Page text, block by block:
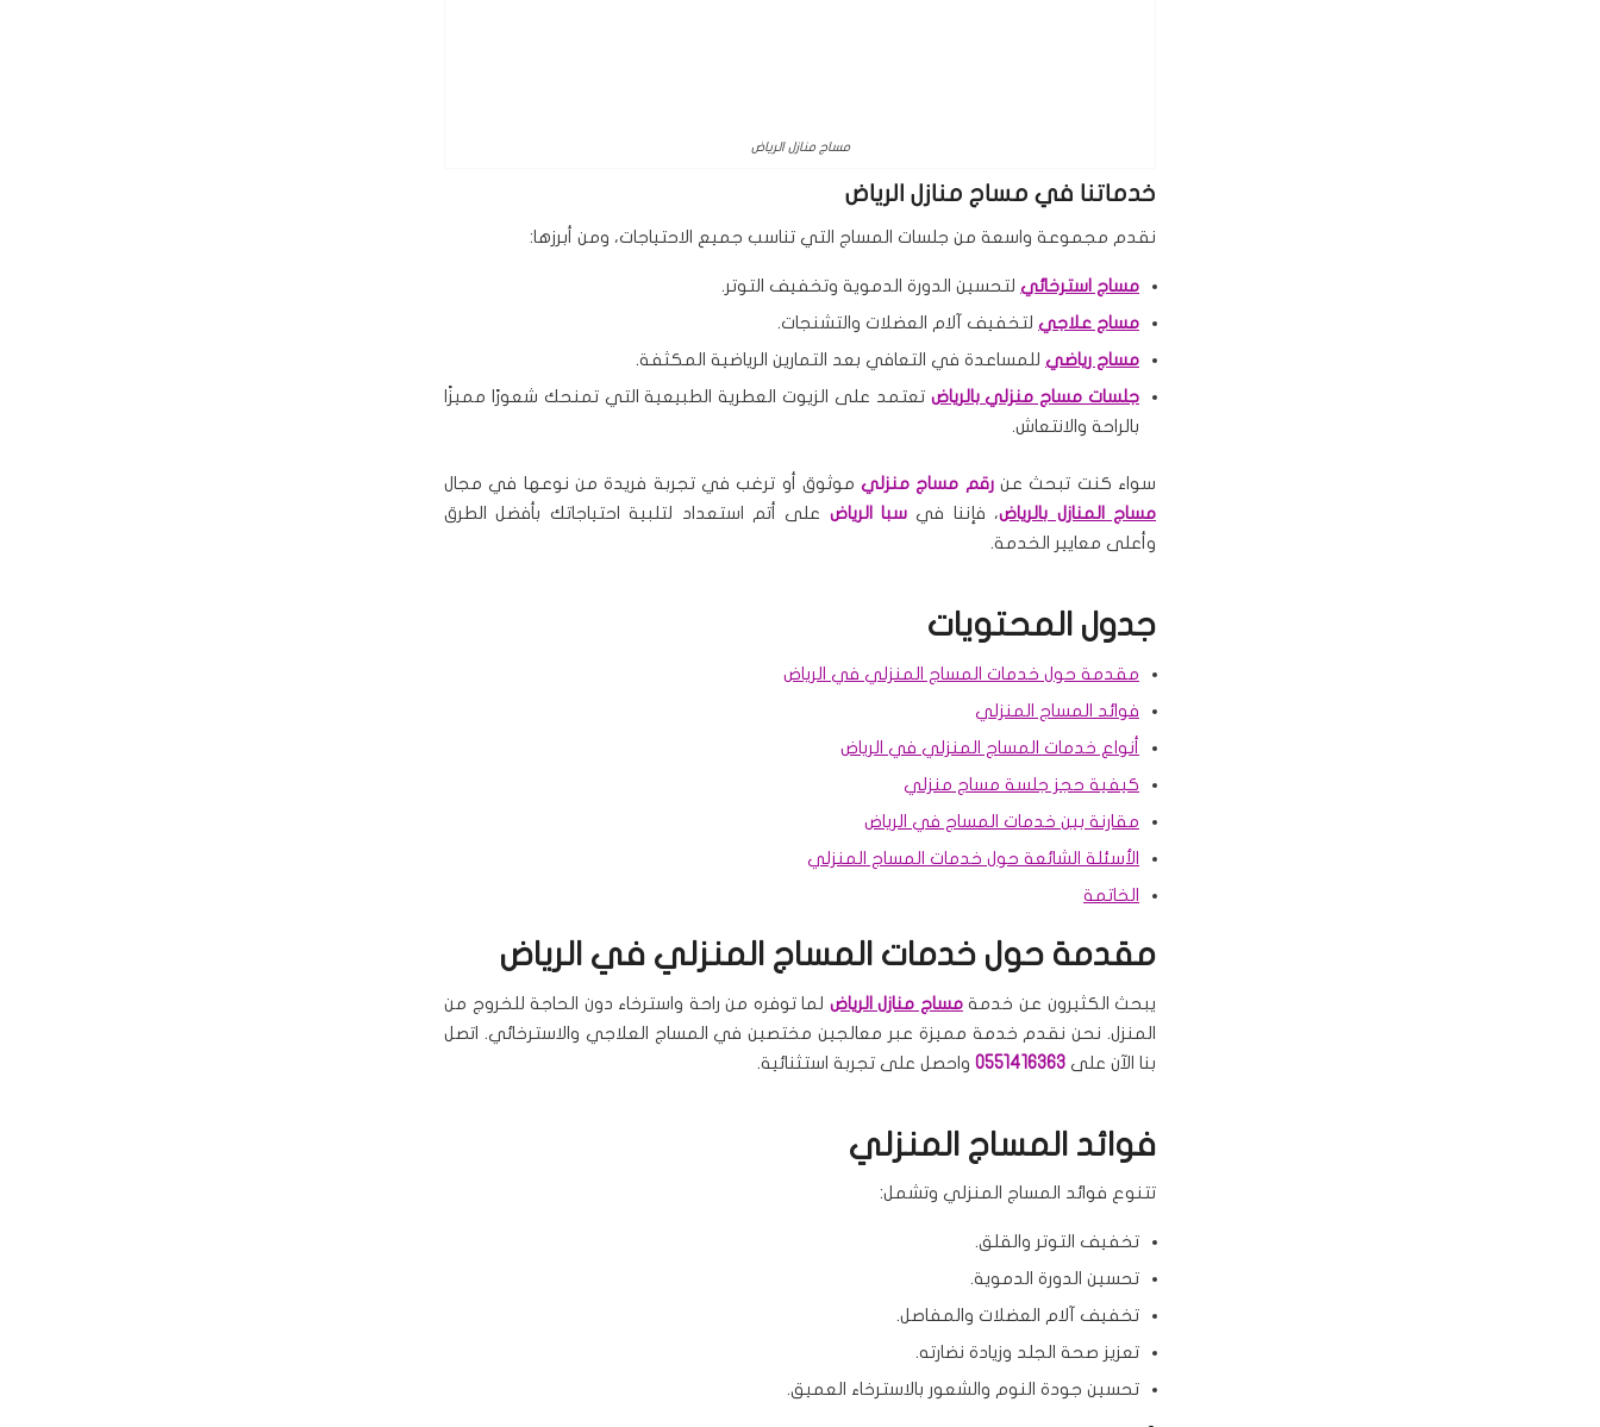
مساج منازل الرياض
خدماتنا في مساج منازل الرياض
نقدم مجموعة واسعة من جلسات المساج التي تناسب جميع الاحتياجات، ومن أبرزها:
مساج استرخائيلتحسين الدورة الدموية وتخفيف التوتر.
مساج علاجيلتخفيف آلام العضلات والتشنجات.
مساج رياضيللمساعدة في التعافي بعد التمارين الرياضية المكثفة.
جلسات مساج منزلي بالرياض تعتمد على الزيوت العطرية الطبيعية التي تمنحك شعورًا مميزًا
بالراحة والانتعاش.
سواء كنت تبحث عنرقم مساج منزليموثوق أو ترغب في تجربة فريدة من نوعها في مجال
مساج المنازل بالرياض، فإننا في سبا الرياض على أتم استعداد لتلبية احتياجاتك بأفضل الطرق
وأعلى معايير الخدمة.
جدول المحتويات
مقدمة حول خدمات المساج المنزلي في الرياض
فوائد المساج المنزلي
أنواع خدمات المساج المنزلي في الرياض
كيفية حجز جلسة مساج منزلي
مقارنة بين خدمات المساج في الرياض
الأسئلة الشائعة حول خدمات المساج المنزلي
الخاتمة
مقدمة حول خدمات المساج المنزلي في الرياض
يبحث الكثيرون عن خدمةمساج منازل الرياض لما توفره من راحة واسترخاء دون الحاجة للخروج من
المنزل. نحن نقدم خدمة مميزة عبر معالجين مختصين في المساج العلاجي والاسترخائي. اتصل
بنا الآن على 0551416363واحصل على تجربة استثنائية.
فوائد المساج المنزلي
تتنوع فوائد المساج المنزلي وتشمل:
تخفيف التوتر والقلق.
تحسين الدورة الدموية.
تخفيف آلام العضلات والمفاصل.
تعزيز صحة الجلد وزيادة نضارته.
تحسين جودة النوم والشعور بالاسترخاء العميق.